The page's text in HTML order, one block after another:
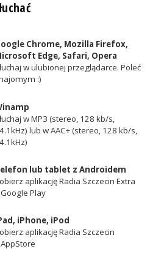
Chrome, Mozilla Firefox,
Edge, Safari, Opera
w ulubionej przeglądarce. Poleć
:)
w MP3 (stereo, 128 kb/s,
lub w AAC+ (stereo, 128 kb/s,
lub tablet z Androidem
aplikację Radia Szczecin Extra
Play
iPhone, iPod
aplikację Radia Szczecin